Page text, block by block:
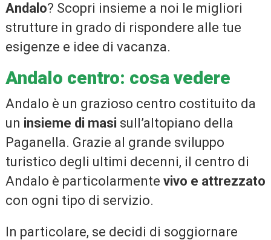
Andalo? Scopri insieme a noi le migliori
strutture in grado di rispondere alle tue
esigenze e idee di vacanza.
Andalo centro: cosa vedere
Andalo è un grazioso centro costituito da
un insieme di masi sull’altopiano della
Paganella. Grazie al grande sviluppo
turistico degli ultimi decenni, il centro di
Andalo è particolarmente vivo e attrezzato
con ogni tipo di servizio.
In particolare, se decidi di soggiornare